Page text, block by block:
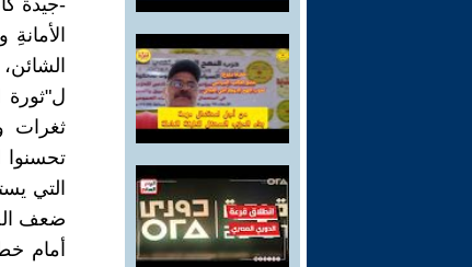
-جيدة
ل"ثورة
ثغرات
تحسنوا
التي
ضعف
أمام